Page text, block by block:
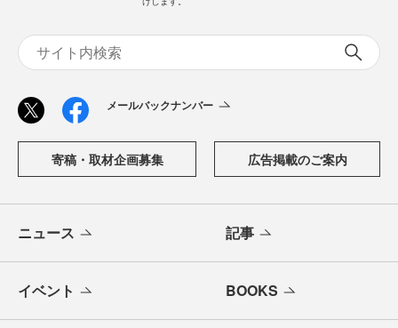
メールバックナンバー
寄稿・取材企画募集 広告掲載のご案内
ニュース 記事
イベント BOOKS